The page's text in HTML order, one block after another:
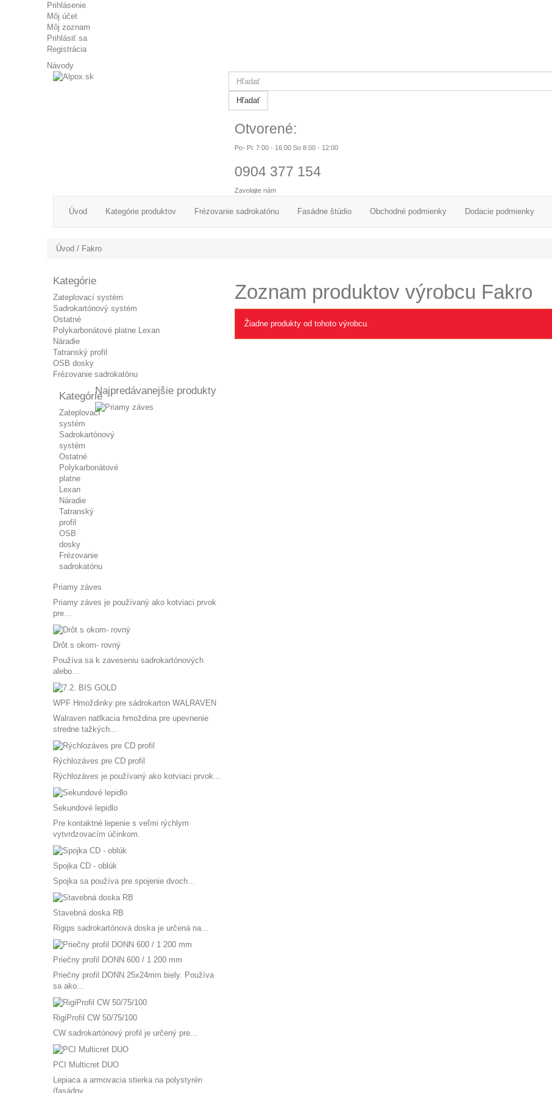
Prihlásenie
Môj účet
Môj zoznam
Prihlásiť sa
Registrácia
Návody
Hľadať
Otvorené:
Po- Pi: 7:00 - 16:00 So 8:00 - 12:00
0904 377 154
Zavolajte nám
Úvod Kategórie produktov Frézovanie sadrokatónu Fasádne štúdio Obchodné podmienky Dodacie podmienky
Úvod / Fakro
Kategórie
Zateplovací systém
Sadrokartónový systém
Ostatné
Polykarbonátové platne Lexan
Náradie
Tatranský profil
OSB dosky
Frézovanie sadrokatónu
Kategórie
Zateplovací
systém
Sadrokartónový
systém
Ostatné
Polykarbonátové
platne
Lexan
Náradie
Tatranský
profil
OSB
dosky
Frézovanie
sadrokatónu
Najpredávanejšie produkty
Priamy záves
Priamy záves je používaný ako kotviaci prvok
pre...
Drôt s okom- rovný
Používa sa k zaveseniu sadrokartónových
alebo...
WPF Hmoždinky pre sádrokarton WALRAVEN
Walraven natlkacia hmoždina pre upevnenie
stredne tažkých...
Rýchlozáves pre CD profil
Rýchlozáves je používaný ako kotviaci prvok...
Sekundové lepidlo
Pre kontaktné lepenie s veľmi rýchlym
vytvrdzovacím účinkom.
Spojka CD - oblúk
Spojka sa používa pre spojenie dvoch...
Stavebná doska RB
Rigips sadrokartónová doska je určená na...
Priečny profil DONN 600 / 1 200 mm
Priečny profil DONN 25x24mm biely. Používa
sa ako...
RigiProfil CW 50/75/100
CW sadrokartónový profil je určený pre...
PCI Multicret DUO
Lepiaca a armovacia stierka na polystyrén
(fasádny,...
Zoznam produktov výrobcu Fakro
Žiadne produkty od tohoto výrobcu.